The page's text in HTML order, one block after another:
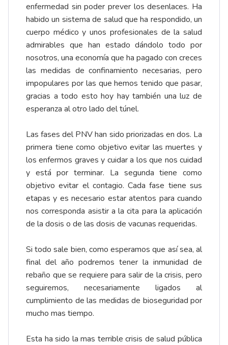
enfermedad sin poder prever los desenlaces. Ha
habido un sistema de salud que ha respondido, un
cuerpo médico y unos profesionales de la salud
admirables que han estado dándolo todo por
nosotros, una economía que ha pagado con creces
las medidas de confinamiento necesarias, pero
impopulares por las que hemos tenido que pasar,
gracias a todo esto hoy hay también una luz de
esperanza al otro lado del túnel.
Las fases del PNV han sido priorizadas en dos. La
primera tiene como objetivo evitar las muertes y
los enfermos graves y cuidar a los que nos cuidad
y está por terminar. La segunda tiene como
objetivo evitar el contagio. Cada fase tiene sus
etapas y es necesario estar atentos para cuando
nos corresponda asistir a la cita para la aplicación
de la dosis o de las dosis de vacunas requeridas.
Si todo sale bien, como esperamos que así sea, al
final del año podremos tener la inmunidad de
rebaño que se requiere para salir de la crisis, pero
seguiremos, necesariamente ligados al
cumplimiento de las medidas de bioseguridad por
mucho mas tiempo.
Esta ha sido la mas terrible crisis de salud pública